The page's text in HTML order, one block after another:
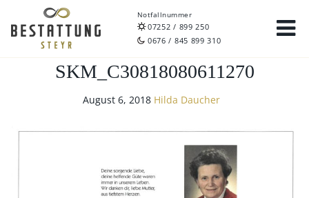
Notfallnummer
07252 / 899 250
0676 / 845 899 310
SKM_C30818080611270
August 6, 2018 Hilda Daucher